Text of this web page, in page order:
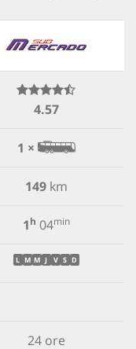
4.57
1 ×
149km
1h 04min
L M M J V S D
24 ore